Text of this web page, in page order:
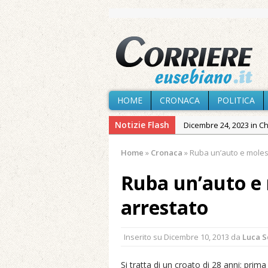
HOME CRONACA POLITICA
Notizie Flash Dicembre 24, 2023 in
Agosto 4, 2026 in
Agosto 3, 2026 in
Agosto 1, 2026 in Chiesa:
Home » Cronaca » Ruba un’auto e
Ruba un’auto
arrestato
Inserito su Dicembre 10, 2013 da Luca
Si tratta di un croato di 28 anni: